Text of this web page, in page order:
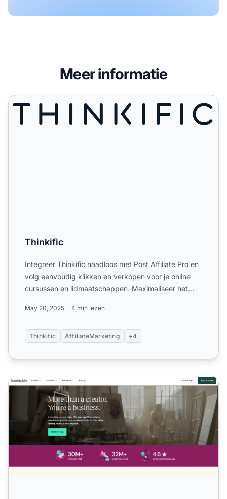
Meer informatie
Thinkific
Thinkific
Integreer Thinkific naadloos met Post Affiliate Pro en
volg eenvoudig klikken en verkopen voor je online
cursussen en lidmaatschappen. Maximaliseer het
May 20, 2025 4 min lezen
Thinkific AffiliateMarketing +4
Teachable Affiliate Programma